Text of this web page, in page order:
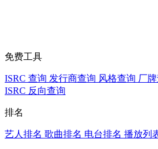
免费工具
ISRC 查询 发行商查询 风格查询 厂
ISRC 反向查询
排名
艺人排名 歌曲排名 电台排名 播放列